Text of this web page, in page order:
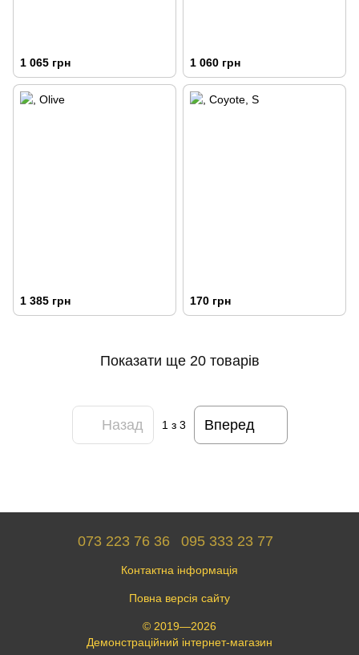
1 065 грн 1 060 грн
1 385 грн 170 грн
Показати ще 20 товарів
Назад 1з 3 Вперед
073 223 76 36 095 333 23 77
Контактна інформація
Повна версія сайту
© 2019—2026
Демонстраційний інтернет-магазин